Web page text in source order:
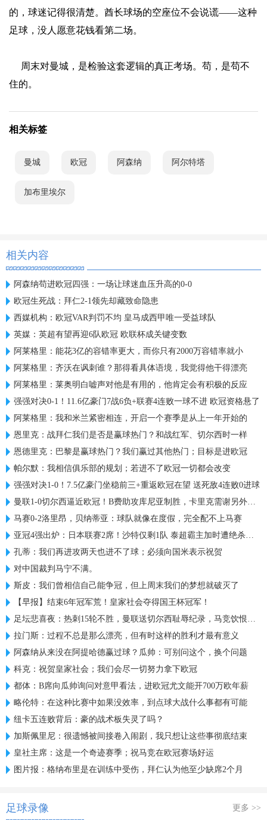
的，球迷记得很清楚。酋长球场的空座位不会说谎——这种
足球，没人愿意花钱看第二场。
周末对曼城，是检验这套逻辑的真正考场。苟，是苟不
住的。
相关标签
曼城 欧冠 阿森纳 阿尔特塔
加布里埃尔
相关内容
阿森纳苟进欧冠四强：一场让球迷血压升高的0-0
欧冠生死战：拜仁2-1领先却藏致命隐患
西媒机构：欧冠VAR判罚不均 皇马成西甲唯一受益球队
英媒：英超有望再迎6队欧冠 欧联杯成关键变数
阿莱格里：能花3亿的容错率更大，而你只有2000万容错率就小
阿莱格里：齐沃在讽刺谁？那得看具体语境，我觉得他干得漂亮
阿莱格里：莱奥明白嘘声对他是有用的，他肯定会有积极的反应
强强对决0-1！11.6亿豪门7战6负+联赛4连败一球不进 欧冠资格悬了
阿莱格里：我和米兰紧密相连，开启一个赛季是从上一年开始的
恩里克：战拜仁我们是否是赢球热门？和战红军、切尔西时一样
恩德里克：巴黎是赢球热门？我们赢过其他热门；目标是进欧冠
帕尔默：我相信俱乐部的规划；若进不了欧冠一切都会改变
强强对决1-0！7.5亿豪门坐稳前三+重返欧冠在望 送死敌4连败0进球
曼联1-0切尔西逼近欧冠！B费助攻库尼亚制胜，卡里克需谢另外二人
马赛0-2洛里昂，贝纳蒂亚：球队就像在度假，完全配不上马赛
亚冠4强出炉：日本联赛2席！沙特仅剩1队 泰超霸主加时遭绝杀出局
孔蒂：我们再进攻两天也进不了球；必须向国米表示祝贺
对中国裁判马宁不满。
斯皮：我们曾相信自己能争冠，但上周末我们的梦想就破灭了
【早报】结束6年冠军荒！皇家社会夺得国王杯冠军！
足坛悲喜夜：热刺15轮不胜，曼联送切尔西耻辱纪录，马竞饮恨决赛
拉门斯：过程不总是那么漂亮，但有时这样的胜利才最有意义
阿森纳从来没在阿提哈德赢过球？瓜帅：可别问这个，换个问题
科克：祝贺皇家社会；我们会尽一切努力拿下欧冠
都体：B席向瓜帅询问对意甲看法，进欧冠尤文能开700万欧年薪
略伦特：在这种比赛中如果没效率，到点球大战什么事都有可能
纽卡五连败背后：豪的战术板失灵了吗？
加斯佩里尼：很遗憾被间接卷入闹剧，我只想让这些事彻底结束
皇社主席：这是一个奇迹赛季；祝马竞在欧冠赛场好运
图片报：格纳布里是在训练中受伤，拜仁认为他至少缺席2个月
足球录像 更多 >>